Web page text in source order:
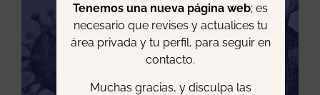
Tenemos una nueva página web; es
necesario que revises y actualices tu
área privada y tu perfil, para seguir en
contacto.
Muchas gracias, y disculpa las